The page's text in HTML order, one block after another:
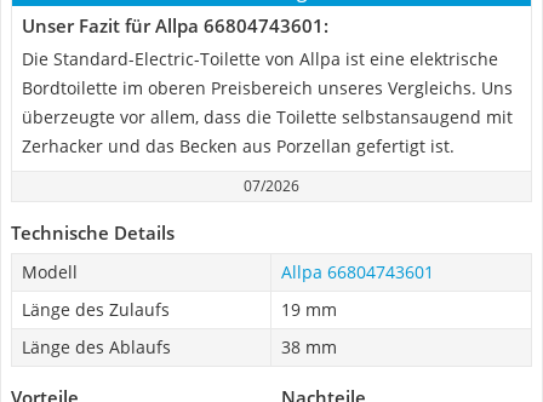
Unser Fazit für Allpa 66804743601:
Die Standard-Electric-Toilette von Allpa ist eine elektrische
Bordtoilette im oberen Preisbereich unseres Vergleichs. Uns
überzeugte vor allem, dass die Toilette selbstansaugend mit
Zerhacker und das Becken aus Porzellan gefertigt ist.
07/2026
Technische Details
Modell
Allpa 66804743601
Länge des Zulaufs
19 mm
Länge des Ablaufs
38 mm
Vorteile Nachteile